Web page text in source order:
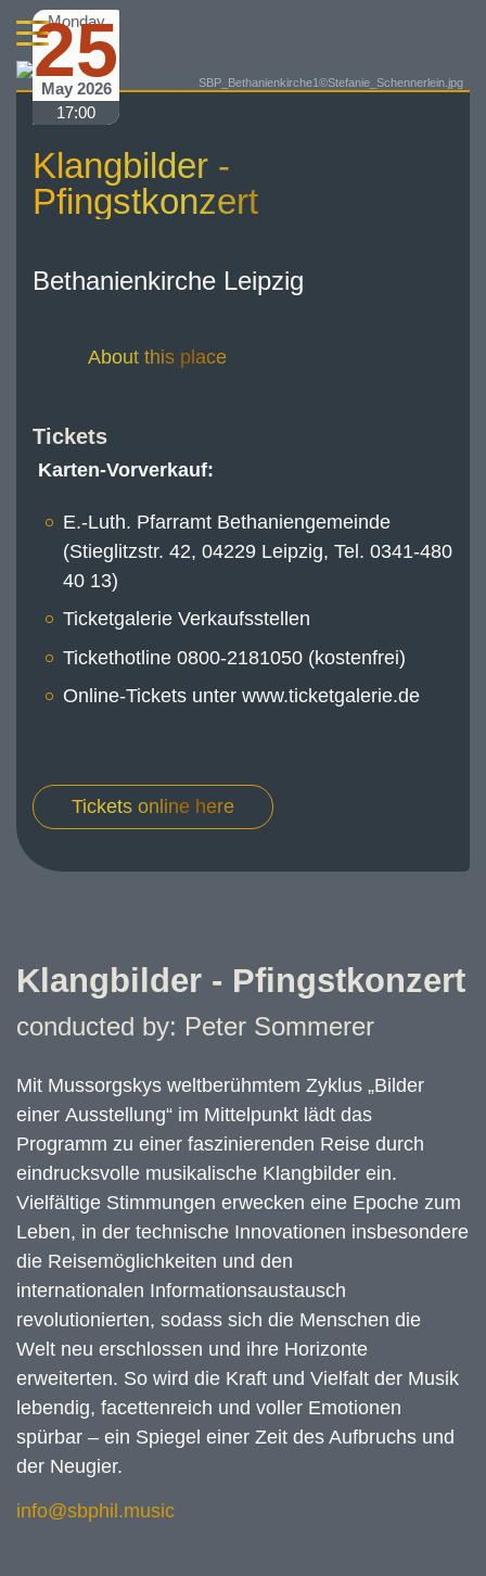
SBP_Bethanienkirche1©Stefanie_Schennerlein.jpg
Monday
25
May 2026
17:00
Klangbilder -
Pfingstkonzert
Bethanienkirche Leipzig
About this place
Tickets
Karten-Vorverkauf:
E.-Luth. Pfarramt Bethaniengemeinde
(Stieglitzstr. 42, 04229 Leipzig, Tel. 0341-480
40 13)
Ticketgalerie Verkaufsstellen
Tickethotline 0800-2181050 (kostenfrei)
Online-Tickets unter www.ticketgalerie.de
Tickets online here
Klangbilder - Pfingstkonzert
conducted by: Peter Sommerer
Mit Mussorgskys weltberühmtem Zyklus „Bilder
einer Ausstellung“ im Mittelpunkt lädt das
Programm zu einer faszinierenden Reise durch
eindrucksvolle musikalische Klangbilder ein.
Vielfältige Stimmungen erwecken eine Epoche zum
Leben, in der technische Innovationen insbesondere
die Reisemöglichkeiten und den
internationalen Informationsaustausch
revolutionierten, sodass sich die Menschen die
Welt neu erschlossen und ihre Horizonte
erweiterten. So wird die Kraft und Vielfalt der Musik
lebendig, facettenreich und voller Emotionen
spürbar – ein Spiegel einer Zeit des Aufbruchs und
der Neugier.